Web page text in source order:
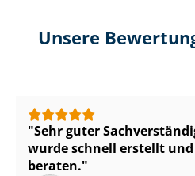
Unsere
Sehr guter
wurde schnell erstellt
beraten.